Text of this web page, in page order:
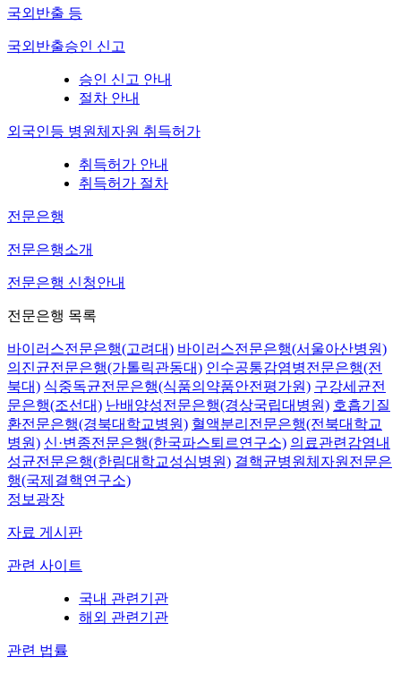
국외반출 등
국외반출승인 신고
승인 신고 안내
절차 안내
외국인등 병원체자원 취득허가
취득허가 안내
취득허가 절차
전문은행
전문은행소개
전문은행 신청안내
전문은행 목록
바이러스전문은행(고려대) 바이러스전문은행(서울아산병원)
의진균전문은행(가톨릭관동대) 인수공통감염병전문은행(전
북대) 식중독균전문은행(식품의약품안전평가원) 구강세균전
문은행(조선대) 난배양성전문은행(경상국립대병원) 호흡기질
환전문은행(경북대학교병원) 혈액분리전문은행(전북대학교
병원) 신·변종전문은행(한국파스퇴르연구소) 의료관련감염내
성균전문은행(한림대학교성심병원) 결핵균병원체자원전문은
행(국제결핵연구소)
정보광장
자료 게시판
관련 사이트
국내 관련기관
해외 관련기관
관련 법률